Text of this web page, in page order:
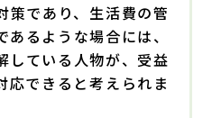
策であり、生活費の管
るような場合には、
している人物が、受益
応できると考えられま